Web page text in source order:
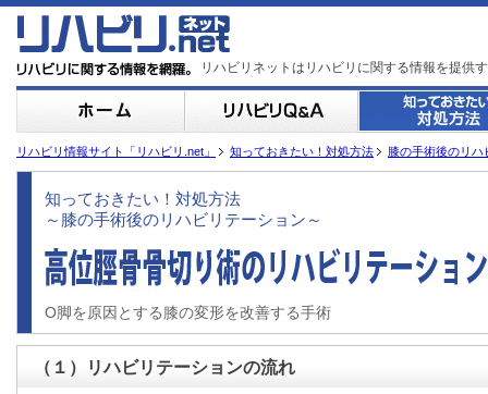
リハビリネットはリハビリに関する情報を提供
リハビリ情報サイト「リハビリ.net」 知っておきたい！対処方法 膝の手術後のリハ
知っておきたい！対処方法
～膝の手術後のリハビリテーション～
O脚を原因とする膝の変形を改善する手術
（１）リハビリテーションの流れ